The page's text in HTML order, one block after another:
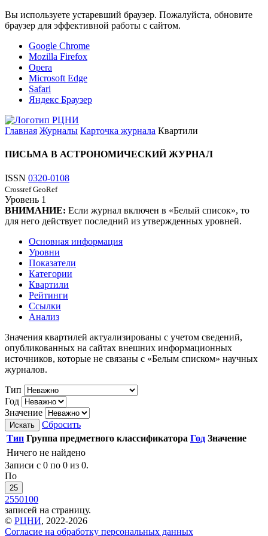
Вы используете устаревший браузер. Пожалуйста, обновите
браузер для эффективной работы с сайтом.
Google Chrome
Mozilla Firefox
Opera
Microsoft Edge
Safari
Яндекс Браузер
Главная Журналы Карточка журнала Квартили
ПИСЬМА В АСТРОНОМИЧЕСКИЙ ЖУРНАЛ
ISSN 0320-0108
Crossref GeoRef
Уровень 1
ВНИМАНИЕ: Если журнал включен в «Белый список», то
для него действует последний из утвержденных уровней.
Основная информация
Уровни
Показатели
Категории
Квартили
Рейтинги
Ссылки
Анализ
Значения квартилей актуализированы с учетом сведений,
опубликованных на сайтах внешних информационных
источников, которые не связаны с «Белым списком» научных
журналов.
Тип
Год
Значение
Искать
Сбросить
Тип Группа предметного классификатора Год Значение
Ничего не найдено
Записи с 0 по 0 из 0.
По
25
2550100
записей на страницу.
© РЦНИ, 2022-2026
Согласие на обработку персональных данных